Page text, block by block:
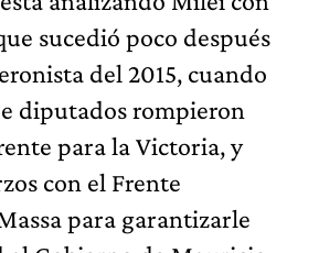
sucedió poco después
del 2015, cuando
diputados rompieron
para la Victoria, y
con el Frente
para garantizarle